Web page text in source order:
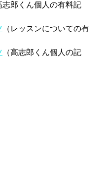
志郎くん個人の有料記
（レッスンについての有
（高志郎くん個人の記